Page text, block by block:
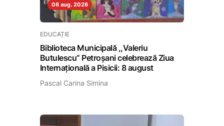
08 aug. 2026
EDUCAȚIE
Biblioteca Municipală ,,Valeriu
Butulescu” Petroșani celebrează Ziua
Internațională a Pisicii: 8 august
Pascal Carina Simina